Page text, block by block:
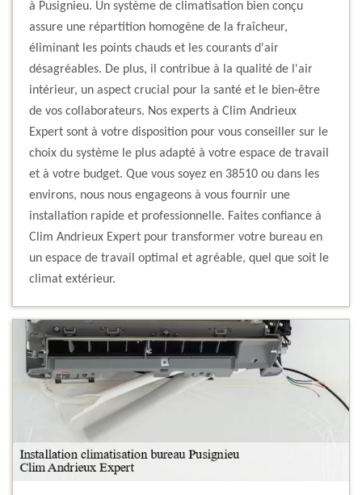
à Pusignieu. Un système de climatisation bien conçu
assure une répartition homogène de la fraîcheur,
éliminant les points chauds et les courants d'air
désagréables. De plus, il contribue à la qualité de l'air
intérieur, un aspect crucial pour la santé et le bien-être
de vos collaborateurs. Nos experts à Clim Andrieux
Expert sont à votre disposition pour vous conseiller sur le
choix du système le plus adapté à votre espace de travail
et à votre budget. Que vous soyez en 38510 ou dans les
environs, nous nous engageons à vous fournir une
installation rapide et professionnelle. Faites confiance à
Clim Andrieux Expert pour transformer votre bureau en
un espace de travail optimal et agréable, quel que soit le
climat extérieur.